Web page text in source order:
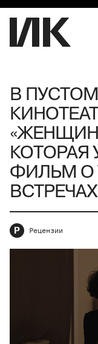
В ПУСТОМ
КОТОРАЯ
ФИЛЬМ О
Р Рецензии